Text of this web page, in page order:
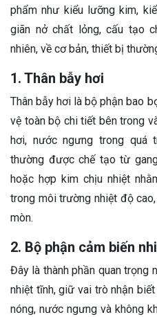
phẩm như kiểu lưỡng kim,
giãn nở chất lỏng, cấu tạo
nhiên, về cơ bản, thiết bị
1. Thân bẫy hơi
Thân bẫy hơi là bộ phận bao
vệ toàn bộ chi tiết bên trong
hơi, nước ngưng trong quá
thường được chế tạo từ
hoặc hợp kim chịu nhiệt
trong môi trường nhiệt độ
mòn.
2. Bộ phận cảm biến
Đây là thành phần quan trọng
nhiệt tĩnh, giữ vai trò nhận
nóng, nước ngưng và không